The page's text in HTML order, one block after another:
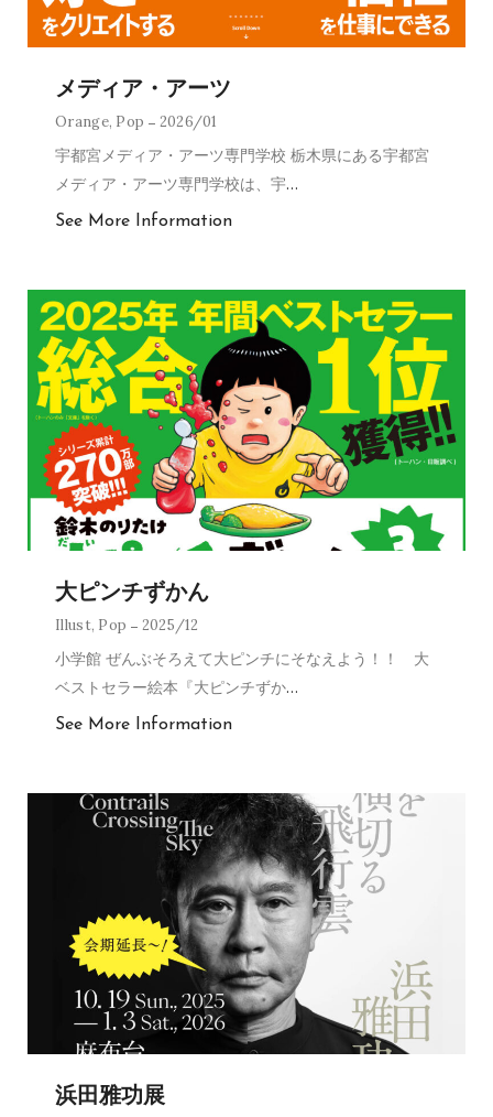
メディア・アーツ
Orange, Pop 2026/01
宇都宮メディア・アーツ専門学校 栃木県にある宇都宮
メディア・アーツ専門学校は、宇…
See More Information
大ピンチずかん
Illust, Pop 2025/12
小学館 ぜんぶそろえて大ピンチにそなえよう！！ 大
ベストセラー絵本『大ピンチずか…
See More Information
浜田雅功展